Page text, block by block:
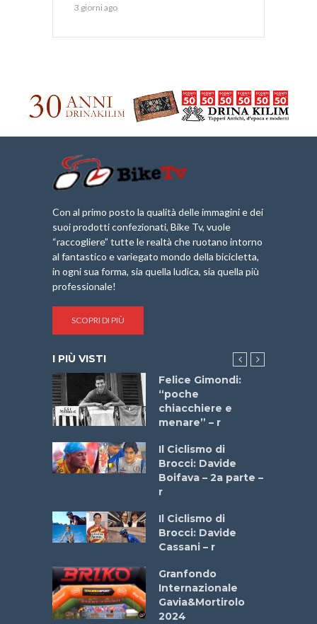
3 giorni ago
Con al primo posto la qualità delle immagini e dei
suoi prodotti confezionati, Bike Tv, vuole
“raccogliere” tutte le realtà che ruotano intorno
al fantastico e variegato mondo della bicicletta,
in ogni sua forma, sia quella ludica, sia quella più
professionale!
SCOPRI DI PIÙ
I PIÙ VISTI
Felice Gimondi:
“poche
chiacchiere e
menare” – r
Il Ciclismo di
Brocci: Davide
Boifava – 2a parte –
r
Il Ciclismo di
Brocci: Davide
Cassani – r
Granfondo
Internazionale
Gavia&Mortirolo
2024